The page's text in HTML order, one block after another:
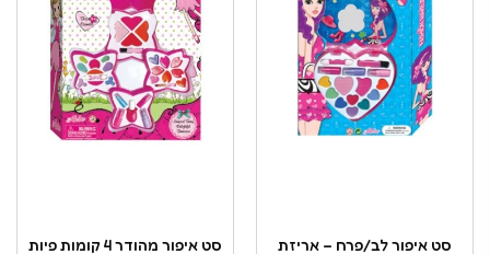
סט איפור מהודר 4 קומות פיות סט איפור לב/פרח – אריזת